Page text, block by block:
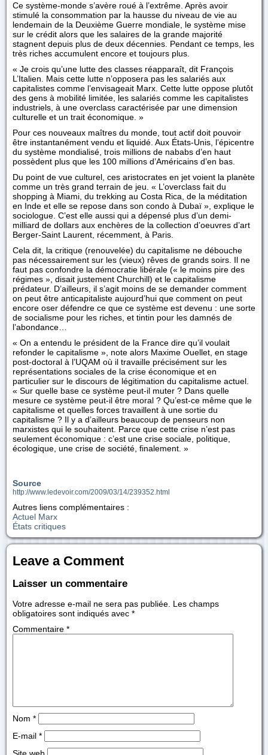
Ce système-monde s’avère roué à l’extrême. Après avoir
stimulé la consommation par la hausse du niveau de vie au
lendemain de la Deuxième Guerre mondiale, le système mise
sur le crédit alors que les salaires de la grande majorité
stagnent depuis plus de deux décennies. Pendant ce temps, les
très riches accumulent encore et toujours plus.
« Je crois qu’une lutte des classes réapparaît, dit François
L’Italien. Mais cette lutte n’opposera pas les salariés aux
capitalistes comme l’envisageait Marx. Cette lutte oppose plutôt
des gens à mobilité limitée, les salariés comme les capitalistes
industriels, à une overclass caractérisée par une dimension
culturelle et un trait économique. »
Pour ces nouveaux maîtres du monde, tout actif doit pouvoir
être instantanément vendu et liquidé. Aux États-Unis, l’épicentre
du système mondialisé, trois millions de nababs d’en haut
possèdent plus que les 100 millions d’Américains d’en bas.
Du point de vue culturel, ces aristocrates en jet voient la planète
comme un très grand terrain de jeu. « L’overclass fait du
shopping à Miami, du trekking au Costa Rica, de la méditation
en Inde et elle se repose dans son condo à Dubaï », explique le
sociologue. C’est elle aussi qui a dépensé plus d’un demi-
milliard de dollars aux enchères de la collection d’oeuvres d’art
Berger-Saint Laurent, récemment, à Paris.
Cela dit, la critique (renouvelée) du capitalisme ne débouche
pas nécessairement sur les (vieux) rêves de grands soirs. Il ne
faut pas confondre la démocratie libérale (« le moins pire des
régimes », disait justement Churchill) et le capitalisme
prédateur. D’ailleurs, il s’agit moins de se demander comment
on peut être anticapitaliste aujourd’hui que comment on peut
encore oser défendre ce que ce système est devenu : une sorte
de socialisme pour les riches, et tintin pour les damnés de
l’abondance…
« On a entendu le président de la France dire qu’il voulait
refonder le capitalisme », note alors Maxime Ouellet, en stage
post-doctoral à l’UQAM où il travaille précisément sur les
représentations sociales de la crise économique et en
particulier sur le discours de légitimation du capitalisme actuel.
« Sur quelle base ce système peut-il muter ? Dans quelle
mesure ce système peut-il être moral ? Qu’est-ce même que le
capitalisme et quelles forces travaillent à une sortie du
capitalisme ? Il y a d’ailleurs beaucoup de penseurs non
marxistes qui le souhaitent. Parce que cette crise n’est pas
seulement économique : c’est une crise sociale, politique,
écologique, une crise de société, finalement. »
Source
http://www.ledevoir.com/2009/03/14/239352.html
Autres liens complémentaires :
Actuel Marx
États critiques
Leave a Comment
Laisser un commentaire
Votre adresse e-mail ne sera pas publiée. Les champs
obligatoires sont indiqués avec *
Commentaire *
Nom *
E-mail *